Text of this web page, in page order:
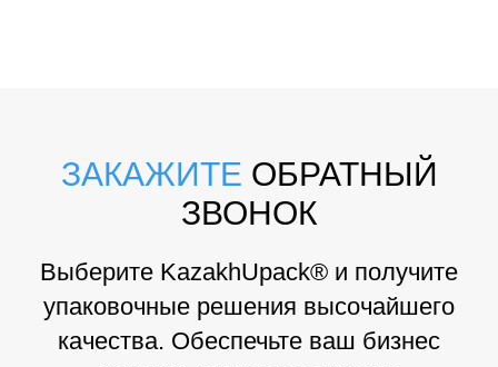
ЗАКАЖИТЕ ОБРАТНЫЙ
ЗВОНОК
Выберите KazakhUpack® и получите
упаковочные решения высочайшего
качества. Обеспечьте ваш бизнес